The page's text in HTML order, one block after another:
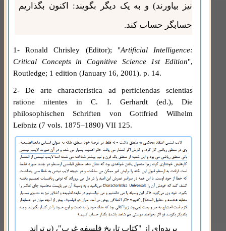
نیز بیاورند) و به یک دیگر بگویند: اکنون بگذاریم
حسابگر حساب کند.
1- Ronald Chrisley (Editor); "Artificial Intelligence:
Critical Concepts in Cognitive Science 1st Edition",
Routledge; 1 edition (January 16, 2001). p. 14.
2- De arte characteristica ad perficiendas scientias
ratione nitentes in C. I. Gerhardt (ed.), Die
philosophischen Schriften von Gottfried Wilhelm
Leibniz (7 vols. 1875–1890) VII 125.
بریده‌ای از "کتاب تاریخ فلسفه غرب"، (برتراند